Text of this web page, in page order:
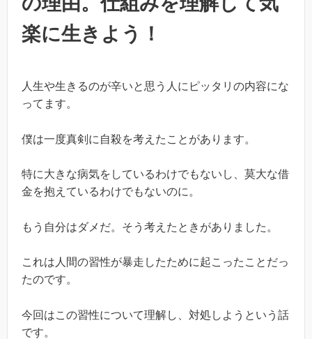
楽に生きよう！
人生や生きるのが辛いと思う人にピッタリの内容にな
ってます。
僕は一度真剣に自殺を考えたことがあります。
特に大きな病気をしているわけでもないし、莫大な借
金を抱えているわけでもないのに。
もう自分はダメだ。そう考えたときがありました。
これは人間の習性が暴走したために起こったことだっ
たのです。
今回はこの習性について理解し、対処しようという話
です。